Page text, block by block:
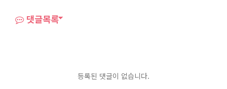
댓글목록
등록된 댓글이 없습니다.